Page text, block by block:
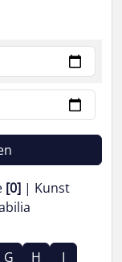
[0]
Kunst
G H
I